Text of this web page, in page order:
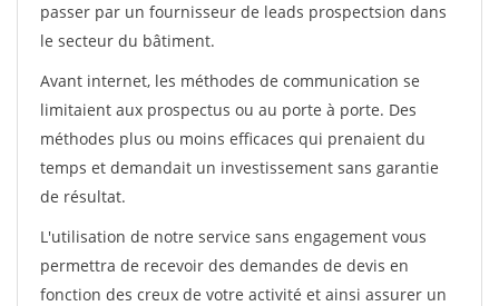
passer par un fournisseur de leads prospectsion dans
le secteur du bâtiment.
Avant internet, les méthodes de communication se
limitaient aux prospectus ou au porte à porte. Des
méthodes plus ou moins efficaces qui prenaient du
temps et demandait un investissement sans garantie
de résultat.
L'utilisation de notre service sans engagement vous
permettra de recevoir des demandes de devis en
fonction des creux de votre activité et ainsi assurer un